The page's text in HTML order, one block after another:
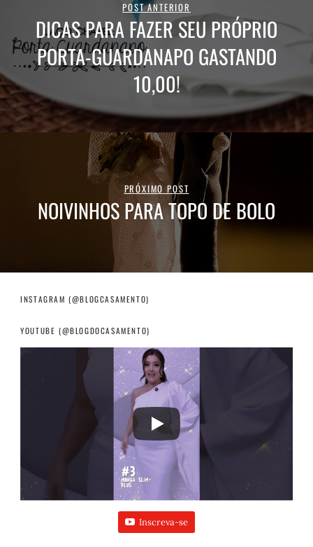
POST ANTERIOR
DICAS PARA FAZER SEU PRÓPRIO
PORTA-GUARDANAPO GASTANDO
10,00!
PRÓXIMO POST
NOIVINHOS PARA TOPO DE BOLO
INSTAGRAM (@BLOGCASAMENTO)
YOUTUBE (@BLOGDOCASAMENTO)
Inscreva-se